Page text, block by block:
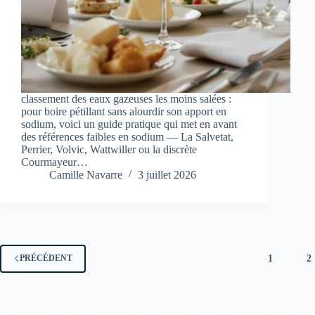
classement des eaux gazeuses les moins salées :
pour boire pétillant sans alourdir son apport en
sodium, voici un guide pratique qui met en avant
des références faibles en sodium — La Salvetat,
Perrier, Volvic, Wattwiller ou la discrète
Courmayeur…
Camille Navarre
3 juillet 2026
PRÉCÉDENT 1 2